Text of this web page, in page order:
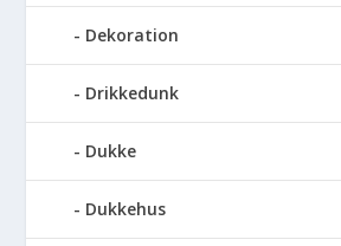
Dekoration
Drikkedunk
Dukke
Dukkehus